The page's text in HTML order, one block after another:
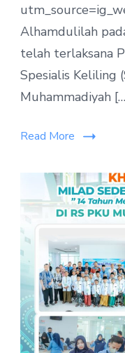
Alhamdulilah
telah terlaksana
Spesialis Keliling
Muhammadiyah
Read More